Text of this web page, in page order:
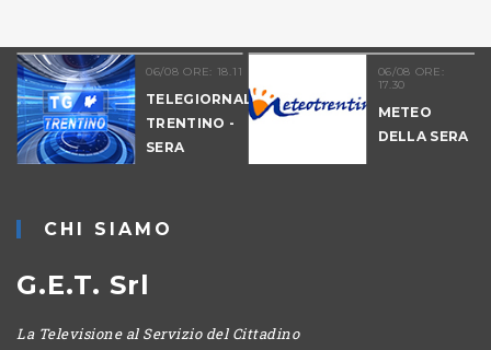
06/08 ORE: 18.11
TELEGIORNALE
TRENTINO -
SERA
06/08 ORE:
17.30
METEO
DELLA SERA
CHI SIAMO
G.E.T. Srl
La Televisione al Servizio del Cittadino